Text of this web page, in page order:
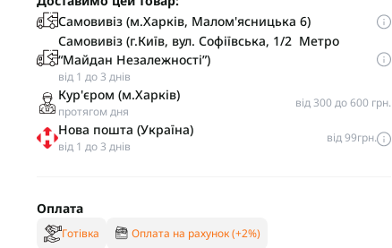
Самовивіз (м.Харків, Малом'ясницька 6)
Самовивіз (г.Київ, вул. Софіївська, 1/2 Метро
“Майдан Незалежності”)
від 1 до 3 днів
Кур'єром (м.Харків)
протягом дня
від 300 до 600 грн.
Нова пошта (Україна)
від 1 до 3 днів
від 99грн.
Оплата
Готівка Оплата на рахунок (+2%)